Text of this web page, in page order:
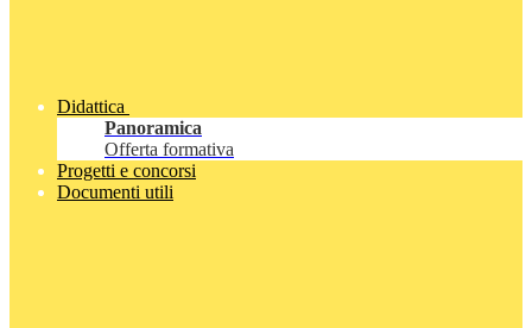
Didattica
Panoramica
Offerta formativa
Progetti e concorsi
Documenti utili